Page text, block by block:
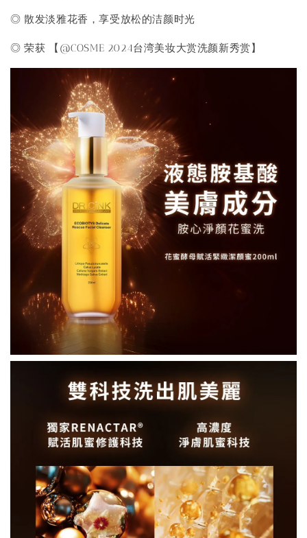
◎ 散发淡雅花香，享受放松的洁颜时光
◎ 荣获 【@COSME 2024台湾美妆大赏洗颜新秀赏】